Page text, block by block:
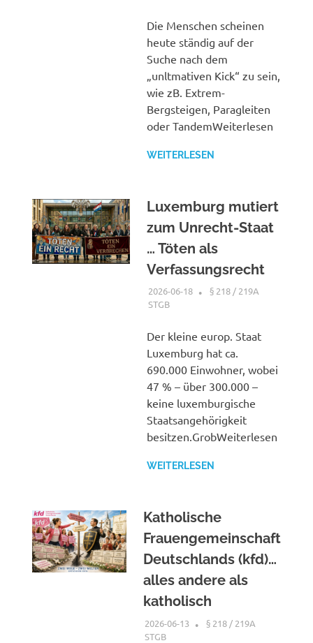
Die Menschen scheinen
heute ständig auf der
Suche nach dem
„unltmativen Kick“ zu sein,
wie zB. Extrem-
Bergsteigen, Paragleiten
oder TandemWeiterlesen
WEITERLESEN
Luxemburg mutiert
zum Unrecht-Staat
… Töten als
Verfassungsrecht
2026-06-18 XX
§ 218 / 219A
STGB
Der kleine europ. Staat
Luxemburg hat ca.
690.000 Einwohner, wobei
47 % – über 300.000 –
keine luxemburgische
Staatsangehörigkeit
besitzen.GrobWeiterlesen
WEITERLESEN
Katholische
Frauengemeinschaft
Deutschlands (kfd)…
alles andere als
katholisch
2026-06-13 XX
§ 218 / 219A
STGB